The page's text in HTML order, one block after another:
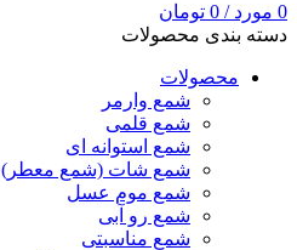
0 مورد /
0 تومان
دسته بندی محصولات
محصولات
شمع وارمر
شمع قلمی
شمع استوانه ای
شمع شات (شمع معطر)
شمع موم عسل
شمع رو آبی
شمع مناسبتی